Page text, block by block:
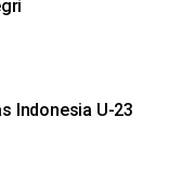
Indonesia U-23